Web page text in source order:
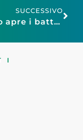
SUCCESSIVO
Sabato apre i battenti il mercatino di Natale in piazza Matteotti